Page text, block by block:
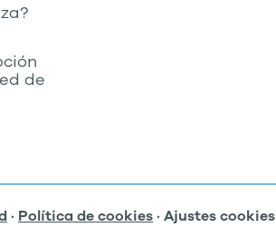
de
· Política de cookies· Ajustes cookies